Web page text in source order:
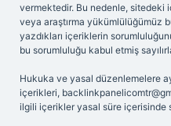
vermektedir. Bu nedenle,
veya araştırma yükümlülüğümüz
yazdıkları içeriklerin
bu sorumluluğu kabul etmiş
Hukuka ve yasal düzenlemelere
içerikleri,
ilgili içerikler yasal süre içerisinde